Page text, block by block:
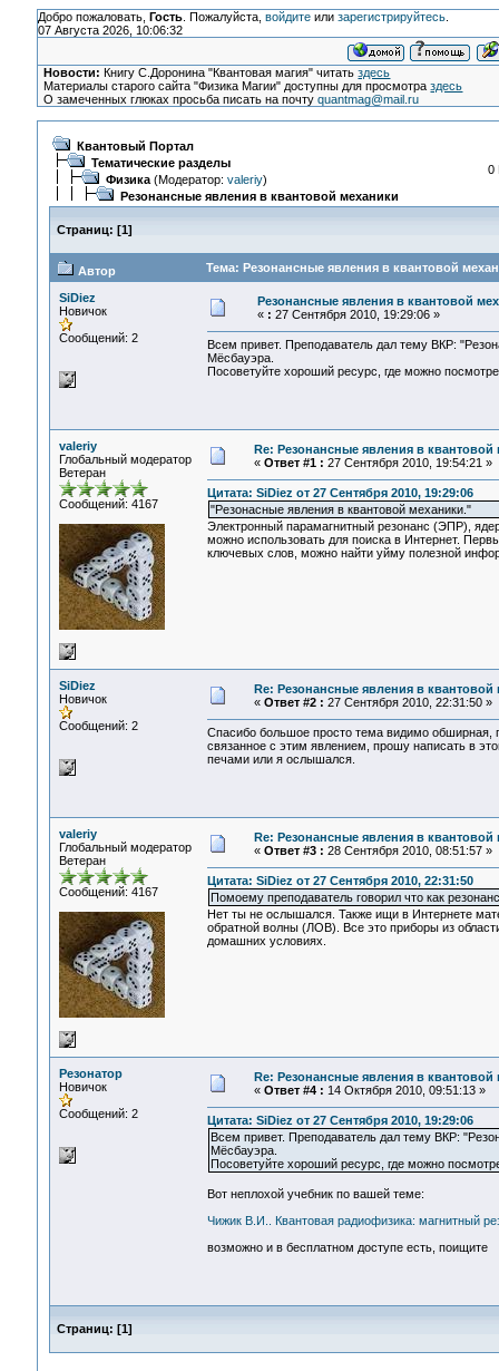
Добро пожаловать, Гость. Пожалуйста, войдитеили зарегистрируйтесь.
07 Августа 2026, 10:06:32
Новости: Книгу С.Доронина "Квантовая магия" читатьздесь
Материалы старого сайта "Физика Магии" доступны для просмотраздесь
О замеченных глюках просьба писать на почтуquantmag@mail.ru
Квантовый Портал
Тематические разделы
Физика(Модератор: valeriy)
Резонансные явления в квантовой механики
0
Страниц: [1]
Автор Тема: Резонансные явления в квантовой
SiDiez
Новичок
Сообщений: 2
Резонансные явления в квантовой
« : 27 Сентября 2010, 19:29:06 »
Всем привет. Преподаватель дал тему ВКР:
Мёсбауэра.
Посоветуйте хороший ресурс, где можно
valeriy
Глобальный модератор
Ветеран
Сообщений: 4167
Re: Резонансные явления в квантовой
« Ответ #1 : 27 Сентября 2010, 19:54:21 »
Цитата: SiDiez от 27 Сентября 2010, 19:29:06
"Резонасные явления в квантовой механики."
Электронный парамагнитный резонанс (ЭПР),
можно использовать для поиска в Интернет.
ключевых слов, можно найти уйму полезной
SiDiez
Новичок
Сообщений: 2
Re: Резонансные явления в квантовой
« Ответ #2 : 27 Сентября 2010, 22:31:50 »
Спасибо большое просто тема видимо обширная,
связанное с этим явлением, прошу написать в
печами или я ослышался.
valeriy
Глобальный модератор
Ветеран
Сообщений: 4167
Re: Резонансные явления в квантовой
« Ответ #3 : 28 Сентября 2010, 08:51:57 »
Цитата: SiDiez от 27 Сентября 2010, 22:31:50
Помоему преподаватель говорил что как
Нет ты не ослышался. Также ищи в Интернете
обратной волны (ЛОВ). Все это приборы из
домашних условиях.
Резонатор
Новичок
Сообщений: 2
Re: Резонансные явления в квантовой
« Ответ #4 : 14 Октября 2010, 09:51:13 »
Цитата: SiDiez от 27 Сентября 2010, 19:29:06
Всем привет. Преподаватель дал тему ВКР:
Мёсбауэра.
Посоветуйте хороший ресурс, где можно
Вот неплохой учебник по вашей теме:
Чижик В.И.. Квантовая радиофизика: магнитный
возможно и в бесплатном доступе есть, поищите
Страниц: [1]